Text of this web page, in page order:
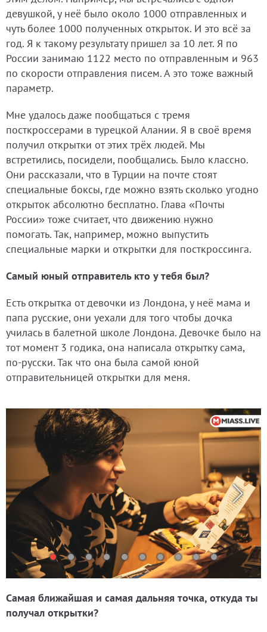
девушкой, у неё было около 1000 отправленных и
чуть более 1000 полученных открыток. И это всё за
год. Я к такому результату пришел за 10 лет. Я по
России занимаю 1122 место по отправленным и 963
по скорости отправления писем. А это тоже важный
параметр.
Мне удалось даже пообщаться с тремя
посткроссерами в турецкой Алании. Я в своё время
получил открытки от этих трёх людей. Мы
встретились, посидели, пообщались. Было классно.
Они рассказали, что в Турции на почте стоят
специальные боксы, где можно взять сколько угодно
открыток абсолютно бесплатно. Глава «Почты
России» тоже считает, что движению нужно
помогать. Так, например, можно выпустить
специальные марки и открытки для посткроссинга.
Самый юный отправитель кто у тебя был?
Есть открытка от девочки из Лондона, у неё мама и
папа русские, они уехали для того чтобы дочка
училась в балетной школе Лондона. Девочке было на
тот момент 3 годика, она написала открытку сама,
по-русски. Так что она была самой юной
отправительницей открытки для меня.
Самая ближайшая и самая дальняя точка, откуда ты
получал открытки?